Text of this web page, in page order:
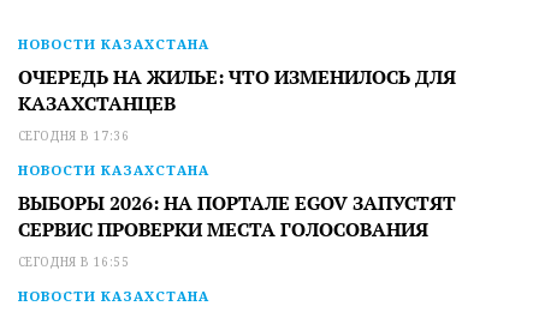
НОВОСТИ КАЗАХСТАНА
ОЧЕРЕДЬ НА ЖИЛЬЕ: ЧТО ИЗМЕНИЛОСЬ ДЛЯ
КАЗАХСТАНЦЕВ
СЕГОДНЯ В 17:36
НОВОСТИ КАЗАХСТАНА
ВЫБОРЫ 2026: НА ПОРТАЛЕ EGOV ЗАПУСТЯТ
СЕРВИС ПРОВЕРКИ МЕСТА ГОЛОСОВАНИЯ
СЕГОДНЯ В 16:55
НОВОСТИ КАЗАХСТАНА